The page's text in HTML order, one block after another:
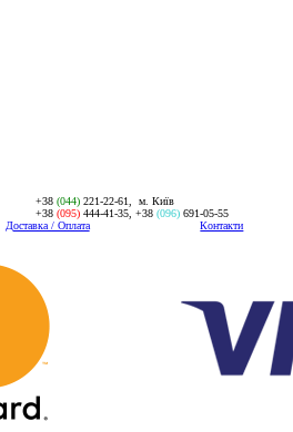
Доставка / Оплата Контакти
+38 (044)221-22-61, м. Київ
+38 (095)444-41-35, +38 (096)691-05-55